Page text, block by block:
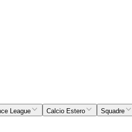
League Calcio Estero Squadre